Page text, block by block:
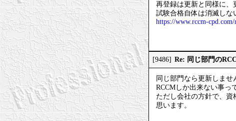
再登録は更新と同様に、
試験合格自体は消滅しな
https://www.rccm-
[9486] Re: 同じ部門の
同じ部門なら更新しま
RCCMしか出来ない事っ
ただし会社の方針で、資
思います。